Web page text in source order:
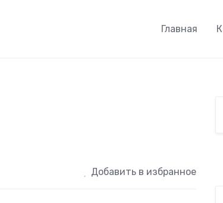
Главная
Добавить в избранное